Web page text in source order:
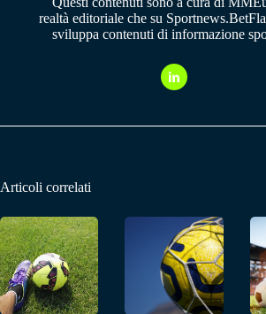
realtà editoriale che su
sviluppa contenuti di informazione
Articoli correlati